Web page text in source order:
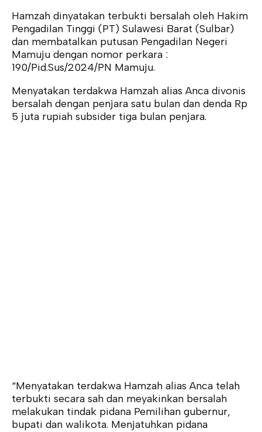
Hamzah dinyatakan terbukti bersalah oleh Hakim
Pengadilan Tinggi (PT) Sulawesi Barat (Sulbar)
dan membatalkan putusan Pengadilan Negeri
Mamuju dengan nomor perkara :
190/Pid.Sus/2024/PN Mamuju.
Menyatakan terdakwa Hamzah alias Anca divonis
bersalah dengan penjara satu bulan dan denda Rp
5 juta rupiah subsider tiga bulan penjara.
“Menyatakan terdakwa Hamzah alias Anca telah
terbukti secara sah dan meyakinkan bersalah
melakukan tindak pidana Pemilihan gubernur,
bupati dan walikota. Menjatuhkan pidana